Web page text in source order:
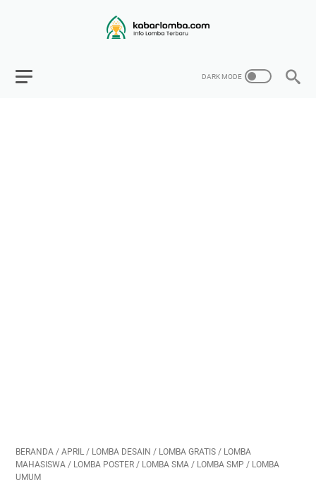
BERANDA / APRIL / LOMBA DESAIN / LOMBA GRATIS / LOMBA
MAHASISWA / LOMBA POSTER / LOMBA SMA / LOMBA SMP / LOMBA
UMUM